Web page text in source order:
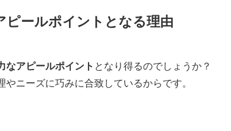
ピールポイントとなる理由
なアピールポイント となり得るのでしょうか？
ニーズに巧みに合致しているからです。